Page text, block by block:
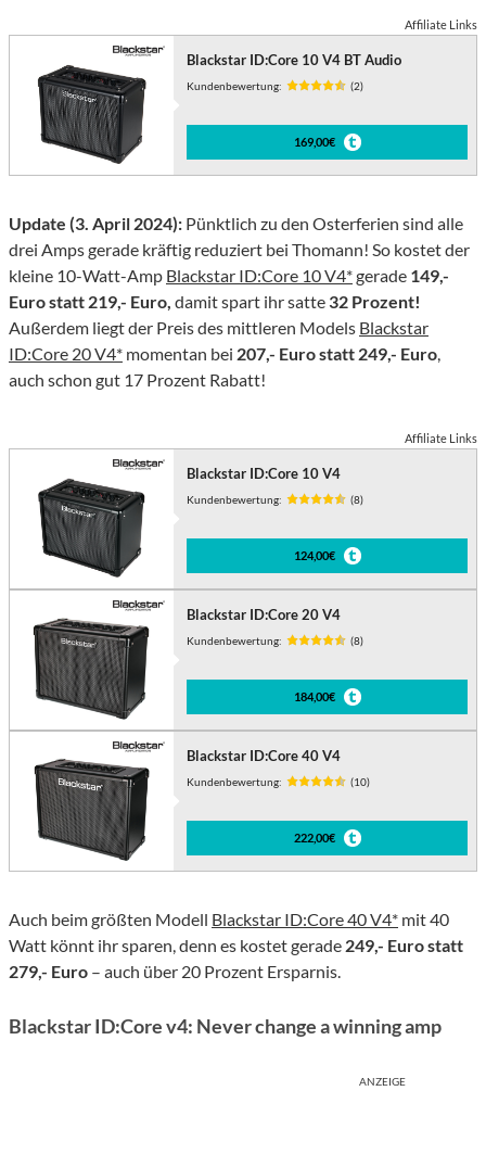
Affiliate Links
Blackstar ID:Core 10 V4 BT Audio
Kundenbewertung: (2)
169,00€
Update (3. April 2024): Pünktlich zu den Osterferien sind alle
drei Amps gerade kräftig reduziert bei Thomann! So kostet der
kleine 10-Watt-Amp Blackstar ID:Core 10 V4*gerade 149,-
Euro statt 219,- Euro, damit spart ihr satte 32 Prozent!
Außerdem liegt der Preis des mittleren Models Blackstar
ID:Core 20 V4* momentan bei 207,- Euro statt 249,- Euro,
auch schon gut 17 Prozent Rabatt!
Affiliate Links
Blackstar ID:Core 10 V4
Kundenbewertung: (8)
124,00€
Blackstar ID:Core 20 V4
Kundenbewertung: (8)
184,00€
Blackstar ID:Core 40 V4
Kundenbewertung: (10)
222,00€
Auch beim größten Modell Blackstar ID:Core 40 V4* mit 40
Watt könnt ihr sparen, denn es kostet gerade 249,- Euro statt
279,- Euro – auch über 20 Prozent Ersparnis.
Blackstar ID:Core v4: Never change a winning amp
ANZEIGE